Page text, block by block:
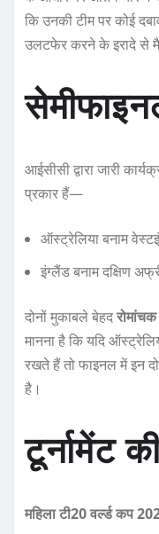
कि उनकी टीम पर कोई
उलटफेर करने के इरादे से
आईसीसी द्वारा जारी
प्रकार हैं—
ऑस्ट्रेलिया बनाम
इंग्लैंड बनाम दक्षिण
दोनों मुकाबले बेहदरोमांचक
मानना है कि यदि
रखते हैं तो फाइनल में इन
है।
टूर्नामेंट
महिला टी20 वर्ल्ड कप